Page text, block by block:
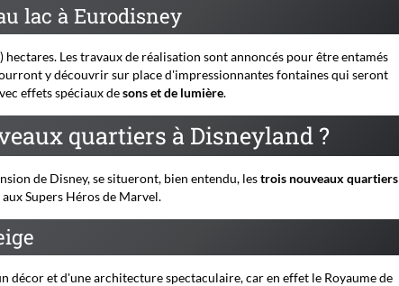
lac à Eurodisney
Les travaux de réalisation sont annoncés pour être entamés
y découvrir sur place d'impressionnantes fontaines qui seront
effets spéciaux desons et de lumière.
quartiers à Disneyland ?
de Disney, se situeront, bien entendu, lestrois nouveaux quartiers
aux Supers Héros de Marvel.
décor et d'une architecture spectaculaire, car en effet le Royaume de